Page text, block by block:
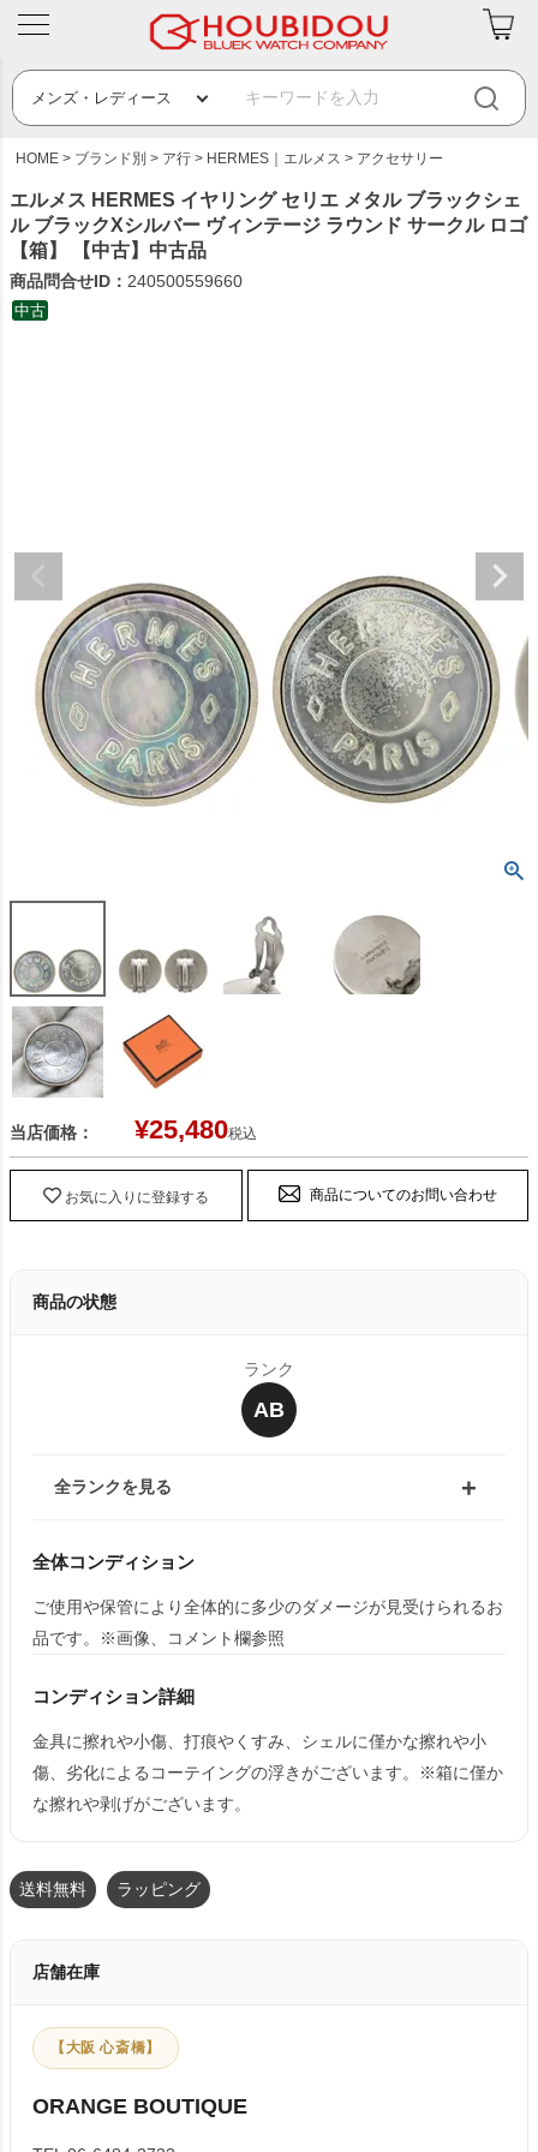
HOME ブランド別 ア行 HERMES｜エルメス アクセサリー
エルメス HERMES イヤリング セリエ メタル ブラックシェ
ル ブラックXシルバー ヴィンテージ ラウンド サークル ロゴ
【箱】 【中古】中古品
商品問合せID： 240500559660
中古
当店価格： ¥25,480税込
お気に入りに登録する 商品についてのお問い合わせ
商品の状態
ランク
AB
全ランクを見る
全体コンディション
ご使用や保管により全体的に多少のダメージが見受けられるお
品です。※画像、コメント欄参照
コンディション詳細
金具に擦れや小傷、打痕やくすみ、シェルに僅かな擦れや小
傷、劣化によるコーテイングの浮きがございます。※箱に僅か
な擦れや剥げがございます。
送料無料 ラッピング
店舗在庫
【大阪 心斎橋】
ORANGE BOUTIQUE